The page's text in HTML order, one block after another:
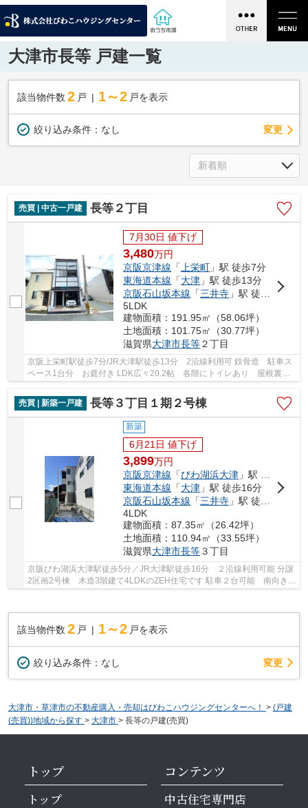
大津市長等 戸建一覧
該当物件数 2 戸 1～2 戸を表示
絞り込み条件： なし 変更
売買 | 中古一戸建 長等２丁目
7月30日 値下げ
3,480万円
京阪京津線 「 上栄町 」駅 徒歩7分
東海道本線 「大津 」駅 徒歩13分
京阪石山坂本線 「三井寺 」駅 徒歩15分
5LDK
建物面積：191.95㎡（58.06坪）
土地面積：101.75㎡（30.77坪）
滋賀県大津市長等２丁目
京阪上栄町駅徒歩7分/JR大津駅徒歩13分 2沿線利用可 鉄骨造 駐車ス
ペース1台分 お庭付き LDK広々20.2帖 各階にトイレあり 屋根裏収
納あり 【令和8年4月リフォーム済み】 外壁塗...
売買 | 新築一戸建
長等３丁目１期２号棟
新築
6月21日 値下げ
3,899万円
京阪京津線 「びわ湖浜大津 」駅 徒歩5分
東海道本線 「大津 」駅 徒歩16分
京阪石山坂本線 「三井寺 」駅 徒歩6分
4LDK
建物面積：87.35㎡（26.42坪）
土地面積：110.94㎡（33.55坪）
滋賀県大津市長等３丁目
京阪びわ湖浜大津駅徒歩5分／JR大津駅徒歩16分 ２沿線利用可能 分譲
2区画2号棟 木造3階建て4LDKのZEH住宅です 駐車２台可能 南向きバ
ルコニー トイレ2ヶ所有 周辺商業施設が充実し...
該当物件数 2 戸 1～2 戸を表示
絞り込み条件： なし 変更
大津市・草津市の不動産購入・売却はびわこハウジングセンターへ！ > (戸建
(売買))地域から探す > 大津市 > 長等の戸建(売買)
トップ
トップ
コンテンツ
中古住宅専門店